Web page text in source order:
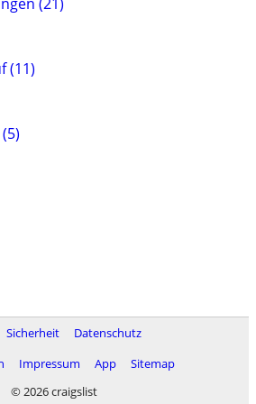
(11)
Sicherheit
Datenschutz
Impressum App
Sitemap
© 2026 craigslist